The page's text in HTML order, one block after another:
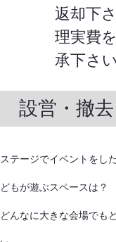
返却下
理実費
承下さい
設営・撤
ステージでイベントをし
どもが遊ぶスペースは？
どんなに大きな会場でも